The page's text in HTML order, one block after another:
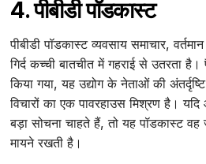
4. पीबीडी पॉडकास्ट
पीबीडी पॉडकास्ट व्यवसाय समाचार,
गिर्द कच्ची बातचीत में गहराई से उतरता है।
किया गया, यह उद्योग के नेताओं की
विचारों का एक पावरहाउस मिश्रण है।
बड़ा सोचना चाहते हैं, तो यह पॉडकास्ट वह
मायने रखती है।